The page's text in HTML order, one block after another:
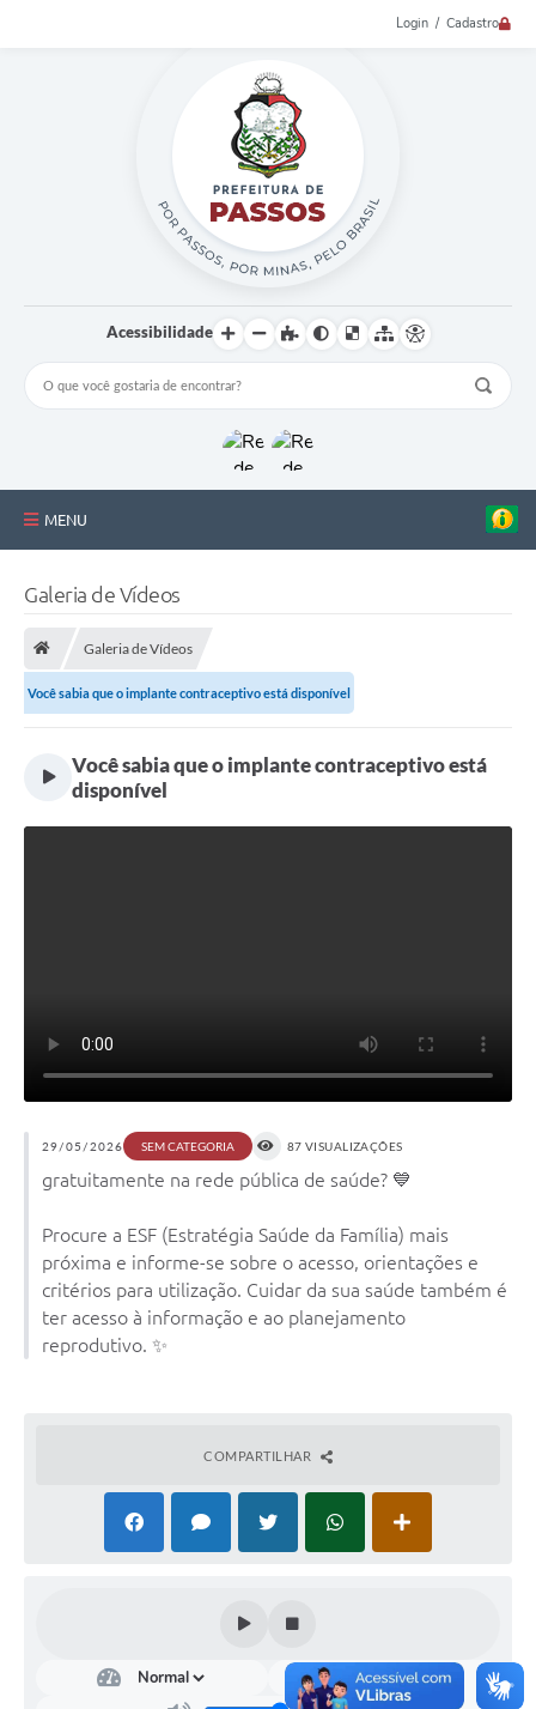
Login / Cadastro
Acessibilidade
MENU
Estrutura Administrativa
Galeria de Fotos
Galeria de Vídeos
Galeria de Vídeos
Você sabia que o implante contraceptivo está disponível
Você sabia que o implante contraceptivo está
disponível
29/05/2026 SEM CATEGORIA 87 VISUALIZAÇÕES
gratuitamente na rede pública de saúde? 💙
Procure a ESF (Estratégia Saúde da Família) mais
próxima e informe-se sobre o acesso, orientações e
critérios para utilização. Cuidar da sua saúde também é
ter acesso à informação e ao planejamento
reprodutivo. ✨
COMPARTILHAR